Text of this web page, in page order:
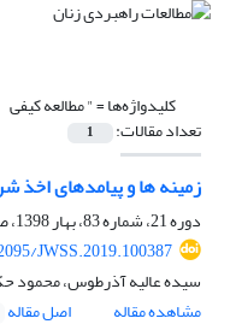
کلیدواژه‌ها =" مطالعه کیفی
تعداد مقالات: 1
زمینه ها و پیامدهای اخذ
دوره 21، شماره 83، بهار 1398، صفحه
JWSS.2019.100387
سیده عالیه آذرطوس، محمود
مشاهده مقاله
اصل مقاله